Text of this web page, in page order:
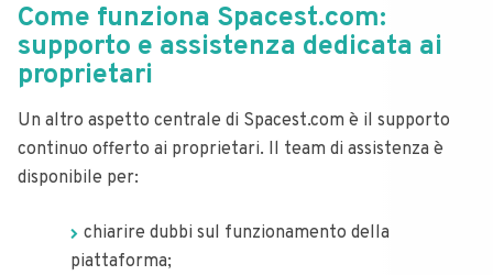
Come funziona Spacest.com:
supporto e assistenza dedicata ai
proprietari
Un altro aspetto centrale di Spacest.com è il supporto
continuo offerto ai proprietari. Il team di assistenza è
disponibile per:
chiarire dubbi sul funzionamento della
piattaforma;